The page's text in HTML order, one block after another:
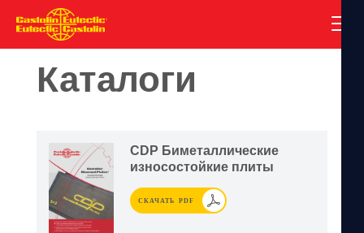
Каталоги
CDP Биметаллические
износостойкие плиты
СКАЧАТЬ PDF